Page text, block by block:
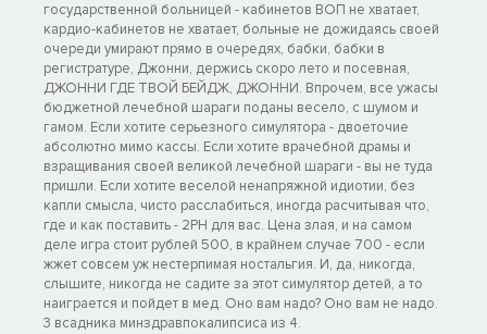
государственной больницей - кабинетов ВОП не хватает,
кардио-кабинетов не хватает, больные не дожидаясь своей
очереди умирают прямо в очередях, бабки, бабки в
регистратуре, Джонни, держись скоро лето и посевная,
ДЖОННИ ГДЕ ТВОЙ БЕЙДЖ, ДЖОННИ. Впрочем, все ужасы
бюджетной лечебной шараги поданы весело, с шумом и
гамом. Если хотите серьезного симулятора - двоеточие
абсолютно мимо кассы. Если хотите врачебной драмы и
взращивания своей великой лечебной шараги - вы не туда
пришли. Если хотите веселой ненапряжной идиотии, без
капли смысла, чисто расслабиться, иногда расчитывая что,
где и как поставить - 2PH для вас. Цена злая, и на самом
деле игра стоит рублей 500, в крайнем случае 700 - если
жжет совсем уж нестерпимая ностальгия. И, да, никогда,
слышите, никогда не садите за этот симулятор детей, а то
наиграется и пойдет в мед. Оно вам надо? Оно вам не надо.
3 всадника минздравпокалипсиса из 4.